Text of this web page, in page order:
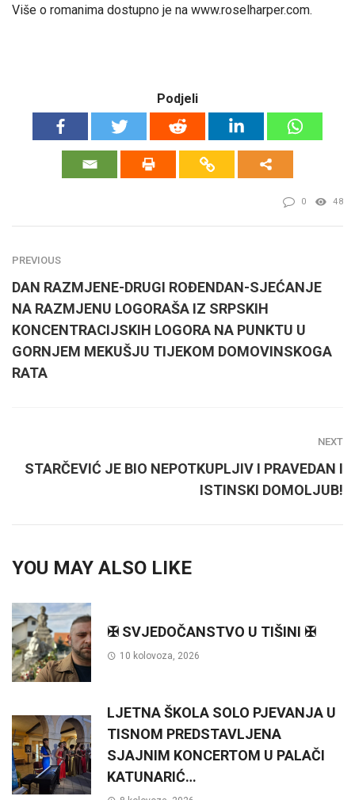
Više o romanima dostupno je na www.roselharper.com.
Podjeli
0 48
PREVIOUS
DAN RAZMJENE-DRUGI ROĐENDAN-SJEĆANJE
NA RAZMJENU LOGORAŠA IZ SRPSKIH
KONCENTRACIJSKIH LOGORA NA PUNKTU U
GORNJEM MEKUŠJU TIJEKOM DOMOVINSKOGA
RATA
NEXT
STARČEVIĆ JE BIO NEPOTKUPLJIV I PRAVEDAN I
ISTINSKI DOMOLJUB!
YOU MAY ALSO LIKE
✠ SVJEDOČANSTVO U TIŠINI ✠
10 kolovoza, 2026
LJETNA ŠKOLA SOLO PJEVANJA U
TISNOM PREDSTAVLJENA
SJAJNIM KONCERTOM U PALAČI
KATUNARIĆ…